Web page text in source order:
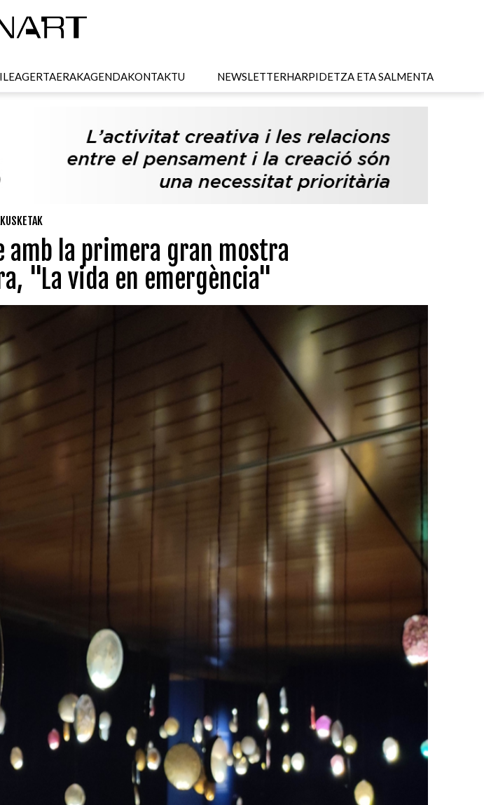
GERTAERAKAGENDAKONTAKTU NEWSLETTERHARPIDETZA ETA SALMENTA
amb la primera gran mostra
"La vida en emergència"